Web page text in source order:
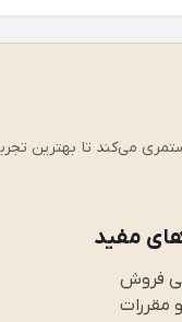
به چرم طبیعی، تلاش مستمری می‌کند تا
مفید
فروش
مقررات